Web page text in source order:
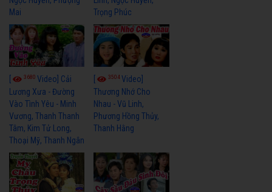
Mai
Trọng Phúc
3680 Video] Cải
Lương Xưa - Đường
Vào Tình Yêu - Minh
Vương, Thanh Thanh
Tâm, Kim Tử Long,
Thoại Mỹ, Thanh Ngân
3504Video]
Thương Nhớ Cho
Nhau - Vũ Linh,
Phương Hồng Thủy,
Thanh Hằng